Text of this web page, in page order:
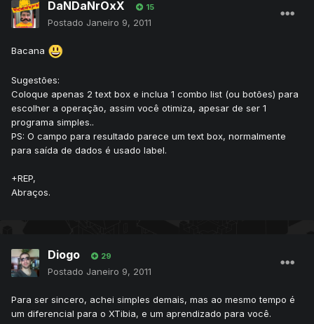
DaNDaNrOxX 15
Postado Janeiro 9, 2011
Bacana
Sugestões:
Coloque apenas 2 text box e inclua 1 combo list (ou botões) para
escolher a operação, assim você otimiza, apesar de ser 1
programa simples..
PS: O campo para resultado parece um text box, normalmente
para saída de dados é usado label.
+REP,
Abraços.
Diogo 29
Postado Janeiro 9, 2011
Para ser sincero, achei simples demais, mas ao mesmo tempo é
um diferencial para o XTibia, e um aprendizado para você.